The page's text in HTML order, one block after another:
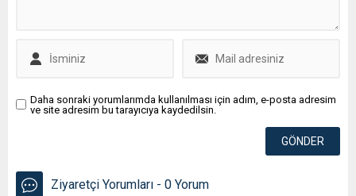
Daha sonraki yorumlarımda kullanılması için adım, e-posta adresim
ve site adresim bu tarayıcıya kaydedilsin.
Ziyaretçi Yorumları - 0 Yorum